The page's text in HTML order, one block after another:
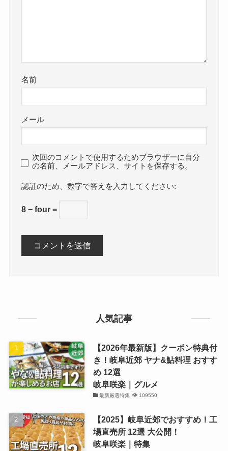
名前
メール
次回のコメントで使用するためブラウザーに自分
の名前、メールアドレス、サイトを保存する。
数字で答えを入力してください:
8 − four =
人気記事
【2026年最新版】クーポン特典付
き！岐阜近郊 ヤナ&鮎料理 おすす
め 12選
岐阜咲楽｜グルメ
最新厳選特集 109550
【2025】岐阜近郊でおすすめ！工
場直売所 12選 大公開！
岐阜咲楽｜特集